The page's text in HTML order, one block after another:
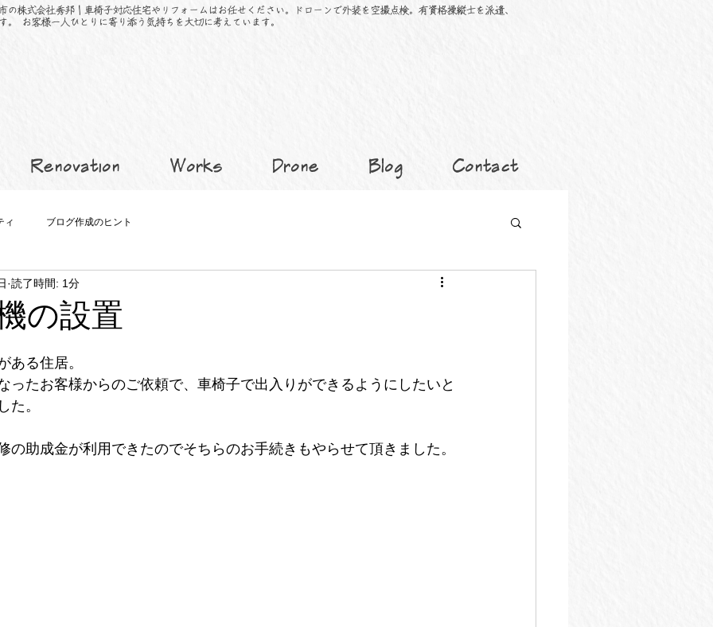
株式会社秀邦｜車椅子対応住宅やリフォームはお任せください。ドローンで外装を空撮点検。有資格操縦士を派遣、
。 お客様一人ひとりに寄り添う気持ちを大切に考えています。
Renovation Works Drone Blog Contact
ィ ブログ作成のヒント
の設置
読了時間: 1分
ある住居。
ったお客様からのご依頼で、車椅子で出入りができるようにしたいと
た。
の助成金が利用できたのでそちらのお手続きもやらせて頂きました。